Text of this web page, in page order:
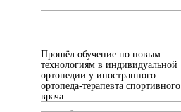
Прошёл обучение по новым
технологиям в индивидуальной
ортопедии у иностранного
ортопеда-терапевта спортивного
врача.